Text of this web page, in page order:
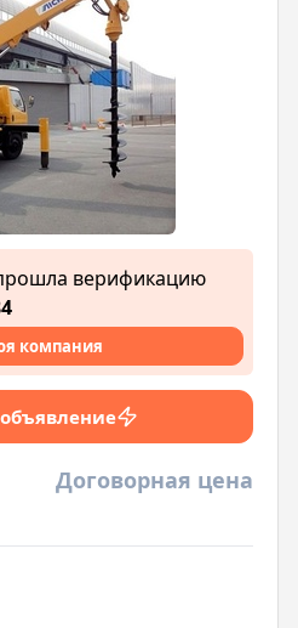
верификацию
компания
Договорная цена